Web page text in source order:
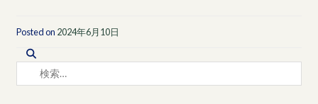
Posted on 2024年6月10日
索: